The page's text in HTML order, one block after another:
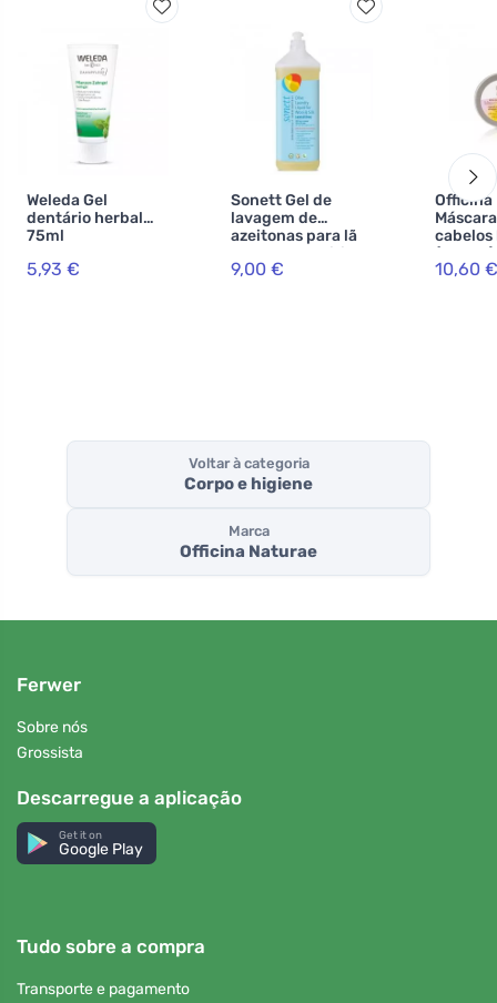
Weleda Gel
dentário herbal
75ml
5,93 €
Sonett Gel de
lavagem de
azeitonas para lã
e seda - Sensitive
1 l
9,00 €
Officina
cabelos
(150
cabelos
10,60 €
Voltar à categoria
Corpo e higiene
Marca
Officina Naturae
Ferwer
Sobre nós
Grossista
Descarregue a aplicação
Get it on
Google Play
Tudo sobre a compra
Transporte e pagamento